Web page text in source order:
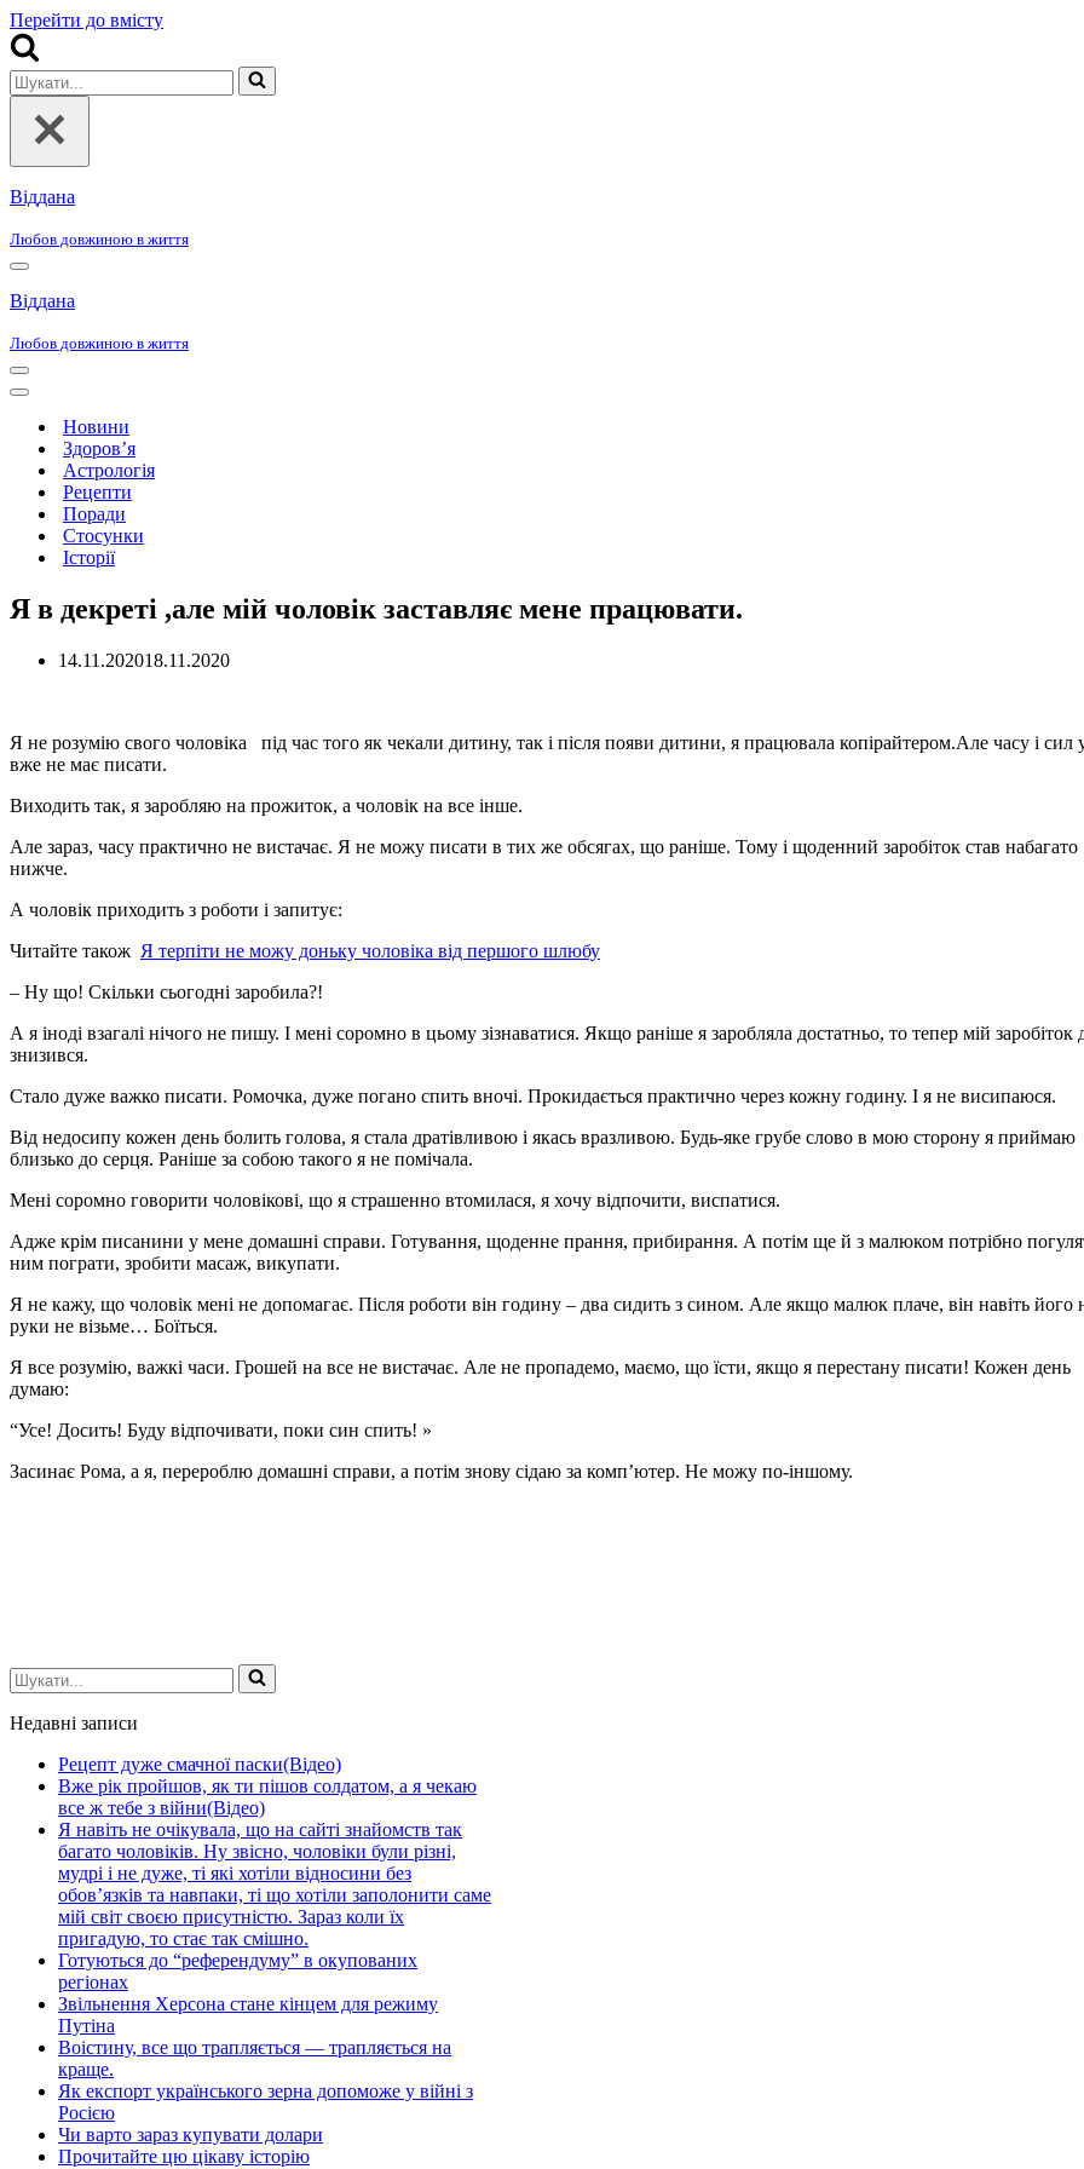
Перейти до вмісту
Шукати...
Віддана
Любов довжиною в життя
Меню
навігації
Віддана
Любов довжиною в життя
Меню
навігації
Меню
навігаціїНовини
Здоров’я
Астрологія
Рецепти
Поради
Стосунки
Історії
Я в декреті ,але мій чоловік заставляє мене працювати.
14.11.202018.11.2020
Я не розумію свого чоловіка під час того як чекали дитину, так і після появи дитини, я працювала копірайтером.Але часу і сил
вже не має писати.
Виходить так, я заробляю на прожиток, а чоловік на все інше.
Але зараз, часу практично не вистачає. Я не можу писати в тих же обсягах, що раніше. Тому і щоденний заробіток став набагато
нижче.
А чоловік приходить з роботи і запитує:
Читайте також Я терпіти не можу доньку чоловіка від першого шлюбу
– Ну що! Скільки сьогодні заробила?!
А я іноді взагалі нічого не пишу. І мені соромно в цьому зізнаватися. Якщо раніше я заробляла достатньо, то тепер мій заробіток
знизився.
Стало дуже важко писати. Ромочка, дуже погано спить вночі. Прокидається практично через кожну годину. І я не висипаюся.
Від недосипу кожен день болить голова, я стала дратівливою і якась вразливою. Будь-яке грубе слово в мою сторону я приймаю
близько до серця. Раніше за собою такого я не помічала.
Мені соромно говорити чоловікові, що я страшенно втомилася, я хочу відпочити, виспатися.
Адже крім писанини у мене домашні справи. Готування, щоденне прання, прибирання. А потім ще й з малюком потрібно
ним пограти, зробити масаж, викупати.
Я не кажу, що чоловік мені не допомагає. Після роботи він годину – два сидить з сином. Але якщо малюк плаче, він навіть його
руки не візьме… Боїться.
Я все розумію, важкі часи. Грошей на все не вистачає. Але не пропадемо, маємо, що їсти, якщо я перестану писати! Кожен день
думаю:
“Усе! Досить! Буду відпочивати, поки син спить! »
Засинає Рома, а я, перероблю домашні справи, а потім знову сідаю за комп’ютер. Не можу по-іншому.
Шукати...
Недавні записи
Рецепт дуже смачної паски(Відео)
Вже рік пройшов, як ти пішов солдатом, а я чекаю
все ж тебе з війни(Відео)
Я навіть не очікувала, що на сайті знайомств так
багато чоловіків. Ну звісно, чоловіки були різні,
мудрі і не дуже, ті які хотіли відносини без
обов’язків та навпаки, ті що хотіли заполонити саме
мій світ своєю присутністю. Зараз коли їх
пригадую, то стає так смішно.
Готуються до “референдуму” в окупованих
регіонах
Звільнення Херсона стане кінцем для режиму
Путіна
Воістину, все що трапляється — трапляється на
краще.
Як експорт українського зерна допоможе у війні з
Росією
Чи варто зараз купувати долари
Прочитайте цю цікаву історію